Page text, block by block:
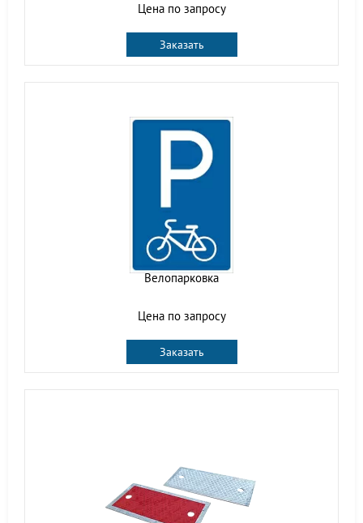
Цена по запросу
Заказать
Велопарковка
Цена по запросу
Заказать